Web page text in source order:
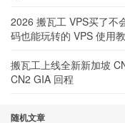
2026 搬瓦工 VPS买了不
码也能玩转的 VPS 使用
搬瓦工上线全新新加坡
CN2 GIA 回程
随机文章